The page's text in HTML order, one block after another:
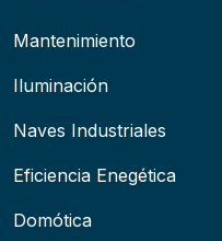
Mantenimiento
Iluminación
Naves Industriales
Eficiencia Enegética
Domótica